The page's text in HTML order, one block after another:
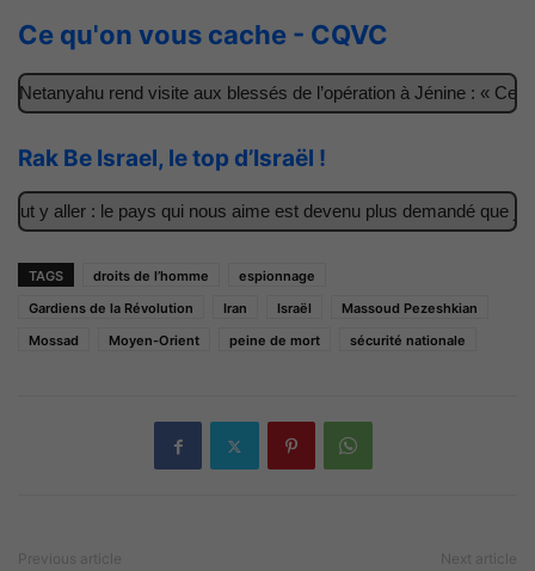
Ce qu'on vous cache - CQVC
rend visite aux blessés de l’opération à Jénine : « Ces
Rak Be Israel, le top d’Israël !
y aller : le pays qui nous aime est devenu plus demandé que jamais
TAGS droits de l’homme
espionnage
Gardiens de la Révolution
Iran Israël
Massoud Pezeshkian
Mossad
Moyen-Orient peine de mort sécurité nationale
Previous article Next article